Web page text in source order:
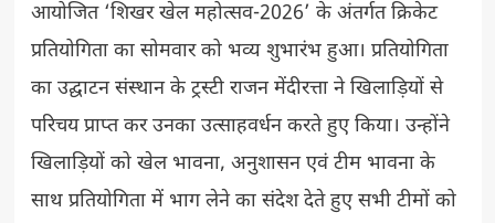
आयोजित ‘शिखर खेल महोत्सव-2026’ के अंतर्गत क्रिकेट
प्रतियोगिता का सोमवार को भव्य शुभारंभ हुआ। प्रतियोगिता
का उद्घाटन संस्थान के ट्रस्टी राजन मेंदीरत्ता ने खिलाड़ियों से
परिचय प्राप्त कर उनका उत्साहवर्धन करते हुए किया। उन्होंने
खिलाड़ियों को खेल भावना, अनुशासन एवं टीम भावना के
साथ प्रतियोगिता में भाग लेने का संदेश देते हुए सभी टीमों को